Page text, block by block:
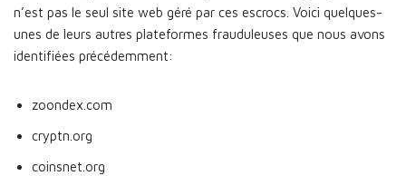
n’est pas le seul site web géré par ces escrocs. Voici quelques-
unes de leurs autres plateformes frauduleuses que nous avons
identifiées précédemment:
zoondex.com
cryptn.org
coinsnet.org